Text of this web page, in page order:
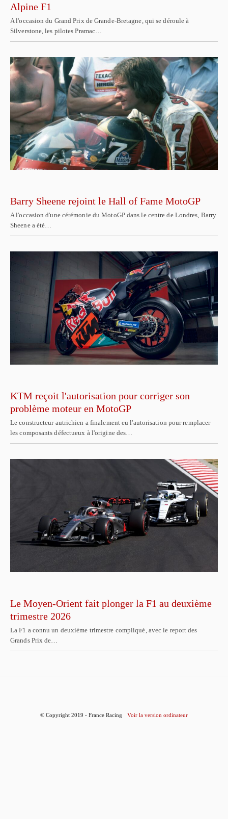
Alpine F1
A l'occasion du Grand Prix de Grande-Bretagne, qui se déroule à
Silverstone, les pilotes Pramac…
Barry Sheene rejoint le Hall of Fame MotoGP
A l'occasion d'une cérémonie du MotoGP dans le centre de Londres, Barry
Sheene a été…
KTM reçoit l'autorisation pour corriger son
problème moteur en MotoGP
Le constructeur autrichien a finalement eu l'autorisation pour remplacer
les composants défectueux à l'origine des…
Le Moyen-Orient fait plonger la F1 au deuxième
trimestre 2026
La F1 a connu un deuxième trimestre compliqué, avec le report des
Grands Prix de…
© Copyright 2019 - France Racing Voir la version ordinateur